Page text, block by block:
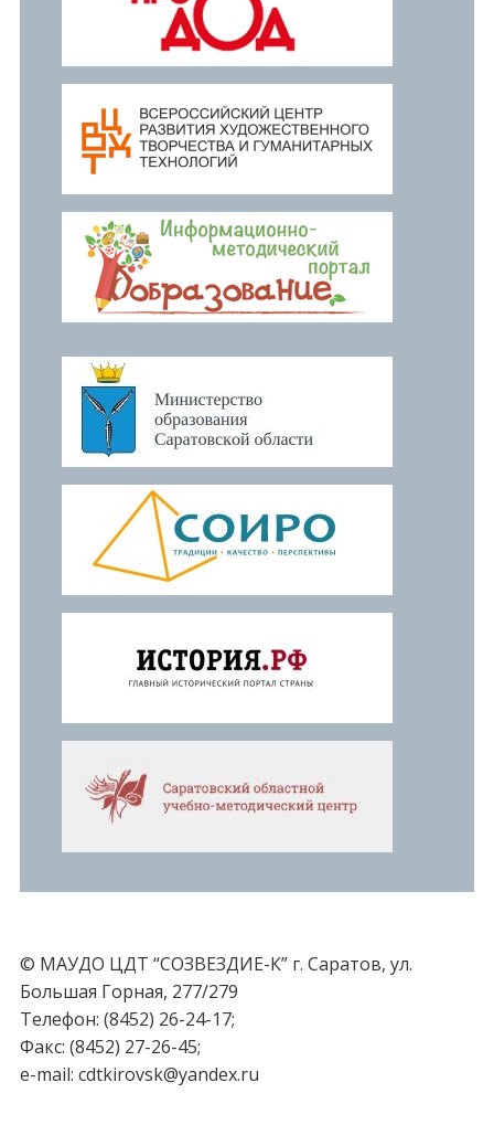
© МАУДО ЦДТ “СОЗВЕЗДИЕ-К” г. Саратов, ул.
Большая Горная, 277/279
Телефон: (8452) 26-24-17;
Факс: (8452) 27-26-45;
e-mail: cdtkirovsk@yandex.ru